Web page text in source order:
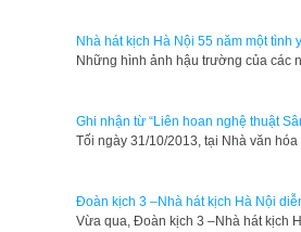
Nhà hát kịch Hà Nội 55 năm một tình
Những hình ảnh hậu trường của các
Ghi nhận từ “Liên hoan nghệ thuật
​Tối ngày 31/10/2013, tại Nhà văn
Đoàn kịch 3 –Nhà hát kịch Hà Nội
Vừa qua, Đoàn kịch 3 –Nhà hát kịch